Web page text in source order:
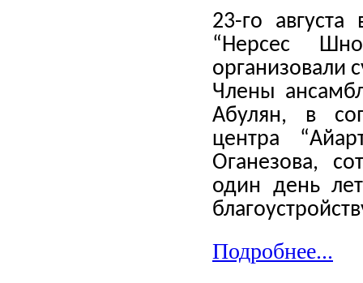
23-го
“Нерсес
организовали
Члены
Абулян, в
центра
Оганезова,
один день
Подробнее...